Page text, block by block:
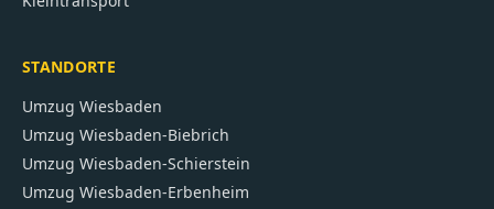
STANDORTE
Umzug Wiesbaden
Umzug Wiesbaden-Biebrich
Umzug Wiesbaden-Schierstein
Umzug Wiesbaden-Erbenheim